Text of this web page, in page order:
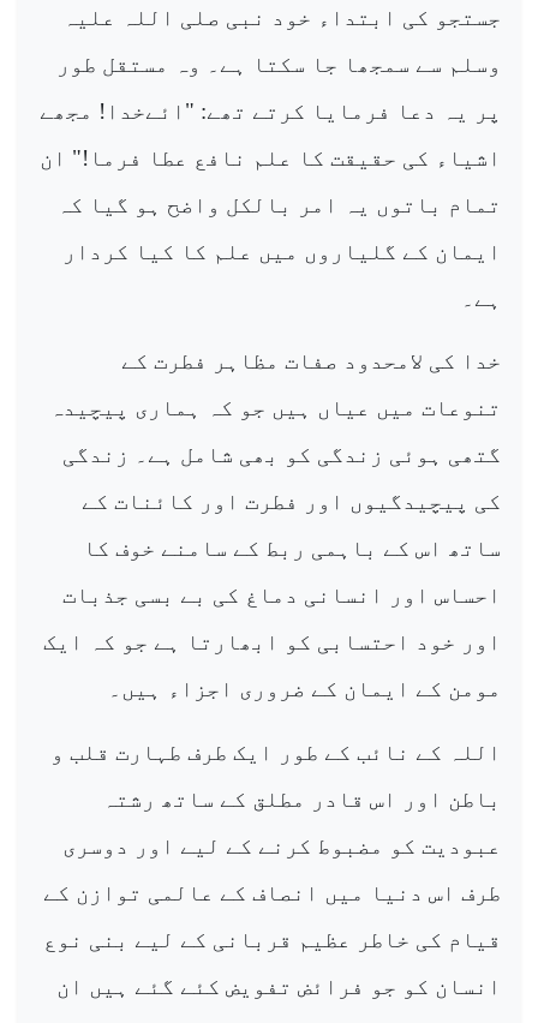
جستجو کی ابتداء خود نبی صلی اللہ علیہ
وسلم سے سمجھا جا سکتا ہے۔ وہ مستقل طور
پر یہ دعا فرمایا کرتے تھے: "ائےخدا! مجھے
اشیاء کی حقیقت کا علم نافع عطا فرما!" ان
تمام باتوں یہ امر بالکل واضح ہو گیا کہ
ایمان کے گلیاروں میں علم کا کیا کردار
ہے۔
خدا کی لامحدود صفات مظاہر فطرت کے
تنوعات میں عیاں ہیں جو کہ ہماری پیچیدہ
گتھی ہوئی زندگی کو بھی شامل ہے۔ زندگی
کی پیچیدگیوں اور فطرت اور کائنات کے
ساتھ اس کے باہمی ربط کے سامنے خوف کا
احساس اور انسانی دماغ کی بے بسی جذبات
اور خود احتسابی کو ابھارتا ہے جو کہ ایک
مومن کے ایمان کے ضروری اجزاء ہیں۔
اللہ کے نائب کے طور ایک طرف طہارت قلب و
باطن اور اس قادر مطلق کے ساتھ رشتہ
عبودیت کو مضبوط کرنے کے لیے اور دوسری
طرف اس دنیا میں انصاف کے عالمی توازن کے
قیام کی خاطر عظیم قربانی کے لیے بنی نوع
انسان کو جو فرائض تفویض کئے گئے ہیں ان